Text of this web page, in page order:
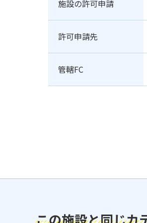
施設の許可申請
許可申請先
管轄FC